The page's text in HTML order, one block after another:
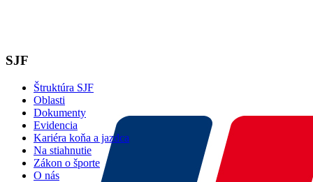
SJF
Štruktúra SJF
Oblasti
Dokumenty
Evidencia
Kariéra koňa a jazdca
Na stiahnutie
Zákon o športe
O nás